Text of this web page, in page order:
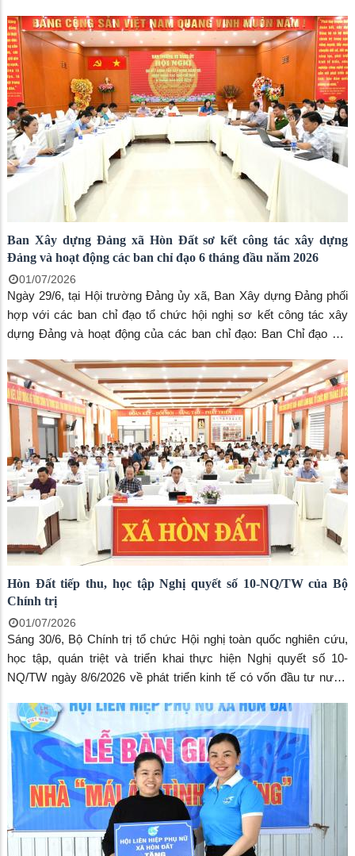
Ban Xây dựng Đảng xã Hòn Đất sơ kết công tác xây dựng
Đảng và hoạt động các ban chỉ đạo 6 tháng đầu năm 2026
01/07/2026
Ngày 29/6, tại Hội trường Đảng ủy xã, Ban Xây dựng Đảng phối
hợp với các ban chỉ đạo tổ chức hội nghị sơ kết công tác xây
dựng Đảng và hoạt động của các ban chỉ đạo: Ban Chỉ đạo 35,
trào thi đua “Dân vận khéo” 6 tháng đầu năm 2026. Đến dự có
đồng chí Dương Minh Tâm – Bí thư Đảng ủy xã Hòn Đất; đồng
chí Lương Đắc Hòa – Phó Bí thư Thường trực Đảng ủy xã Hòn
Đất, Chủ tịch Hội đồng nhân dân xã; đồng chí Phạm Thu Thủy –
Phó Bí thư Đảng ủy, Chủ tịch UBND xã Hòn Đất; đồng chí Võ
Minh Thêm – Ủy viên Ban Thường vụ, Trưởng Ban Xây dựng
Đảng Đảng ủy xã. Cùng tham dự có đại diện các cơ quan tham
mưu, giúp việc Đảng ủy, Trung tâm Chính trị xã; thành viên các
ban chỉ đạo; bí thư các chi bộ, đảng bộ trực thuộc Đảng ủy xã
Hòn Đất tiếp thu, học tập Nghị quyết số 10-NQ/TW của Bộ
Chính trị
01/07/2026
Sáng 30/6, Bộ Chính trị tổ chức Hội nghị toàn quốc nghiên cứu,
học tập, quán triệt và triển khai thực hiện Nghị quyết số 10-
NQ/TW ngày 8/6/2026 về phát triển kinh tế có vốn đầu tư nước
trên cả nước với khoảng 2,1 triệu đại biểu tham dự.